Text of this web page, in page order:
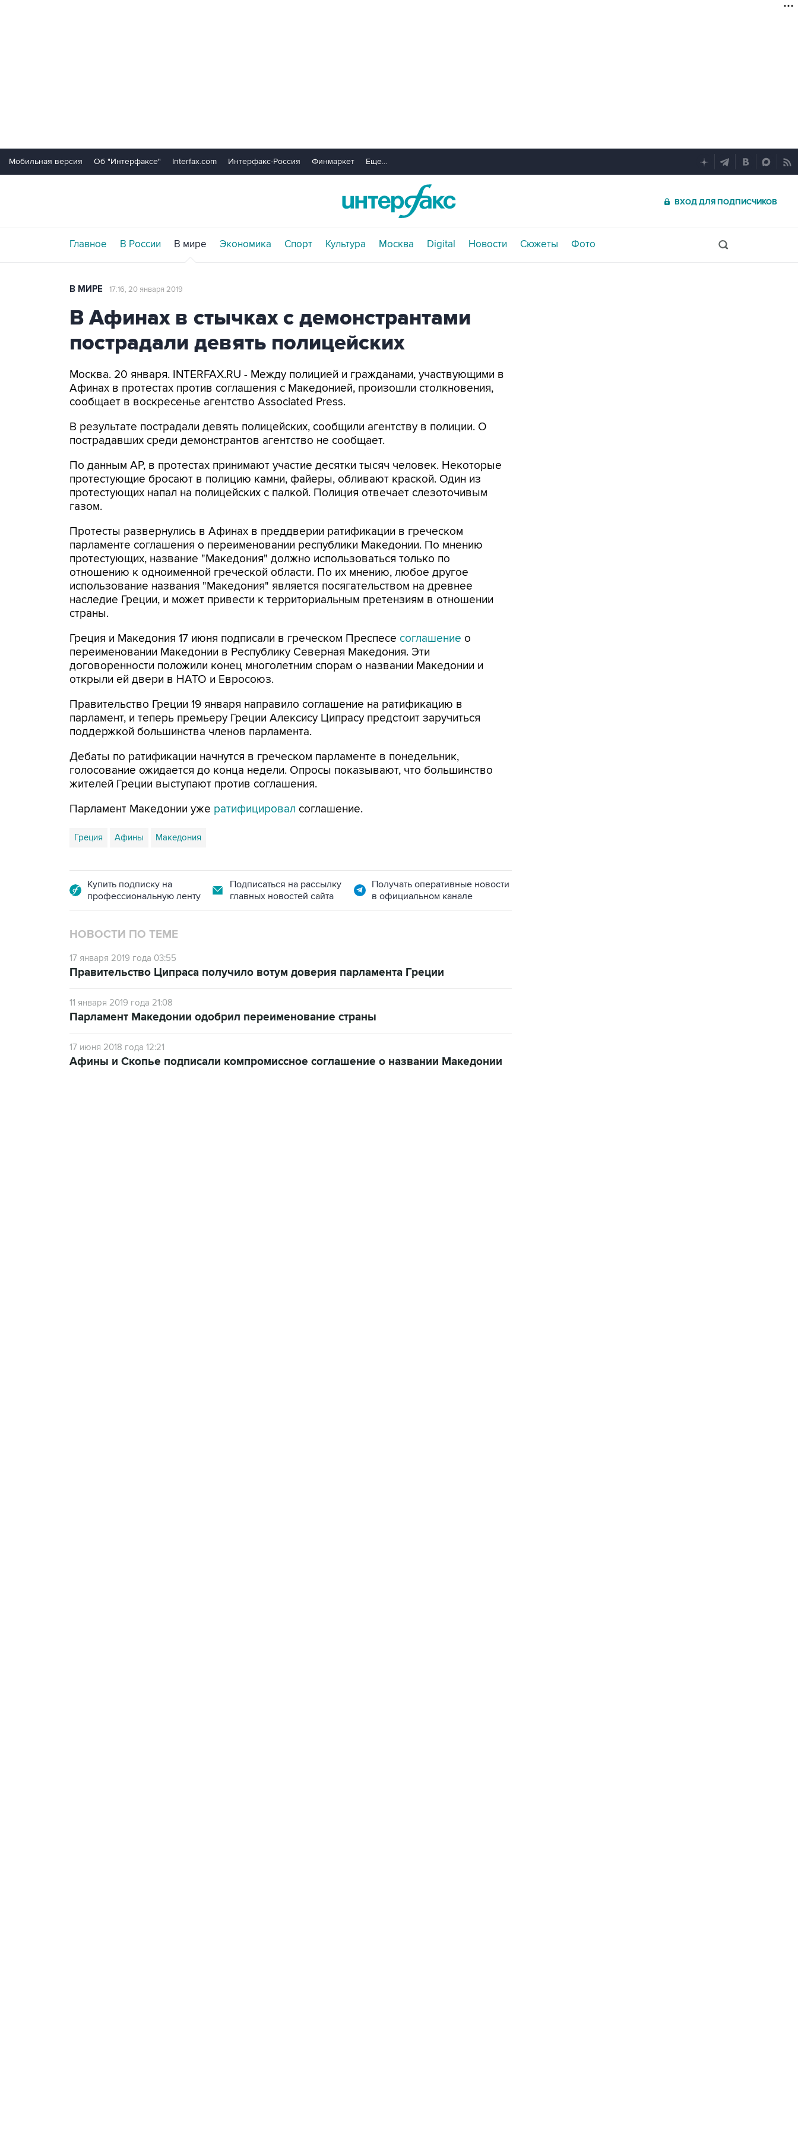
Мобильная версия Об "Интерфаксе" Interfax.com Интерфакс-Россия Финмаркет Еще...
ВХОД ДЛЯ ПОДПИСЧИКОВ
Главное В России В мире Экономика Спорт Культура Москва Digital Новости Сюжеты Фото
В МИРЕ 17:16, 20 января 2019
В Афинах в стычках с демонстрантами
пострадали девять полицейских
Москва. 20 января. INTERFAX.RU - Между полицией и гражданами, участвующими в
Афинах в протестах против соглашения с Македонией, произошли столкновения,
сообщает в воскресенье агентство Associated Press.
В результате пострадали девять полицейских, сообщили агентству в полиции. О
пострадавших среди демонстрантов агентство не сообщает.
По данным AP, в протестах принимают участие десятки тысяч человек. Некоторые
протестующие бросают в полицию камни, файеры, обливают краской. Один из
протестующих напал на полицейских с палкой. Полиция отвечает слезоточивым
газом.
Протесты развернулись в Афинах в преддверии ратификации в греческом
парламенте соглашения о переименовании республики Македонии. По мнению
протестующих, название "Македония" должно использоваться только по
отношению к одноименной греческой области. По их мнению, любое другое
использование названия "Македония" является посягательством на древнее
наследие Греции, и может привести к территориальным претензиям в отношении
страны.
Греция и Македония 17 июня подписали в греческом Преспесе соглашение о
переименовании Македонии в Республику Северная Македония. Эти
договоренности положили конец многолетним спорам о названии Македонии и
открыли ей двери в НАТО и Евросоюз.
Правительство Греции 19 января направило соглашение на ратификацию в
парламент, и теперь премьеру Греции Алексису Ципрасу предстоит заручиться
поддержкой большинства членов парламента.
Дебаты по ратификации начнутся в греческом парламенте в понедельник,
голосование ожидается до конца недели. Опросы показывают, что большинство
жителей Греции выступают против соглашения.
Парламент Македонии уже ратифицировал соглашение.
Греция Афины Македония
Купить подписку на
профессиональную ленту
Подписаться на рассылку
главных новостей сайта
Получать оперативные новости
в официальном канале
НОВОСТИ ПО ТЕМЕ
17 января 2019 года 03:55
Правительство Ципраса получило вотум доверия парламента Греции
11 января 2019 года 21:08
Парламент Македонии одобрил переименование страны
17 июня 2018 года 12:21
Афины и Скопье подписали компромиссное соглашение о названии Македонии